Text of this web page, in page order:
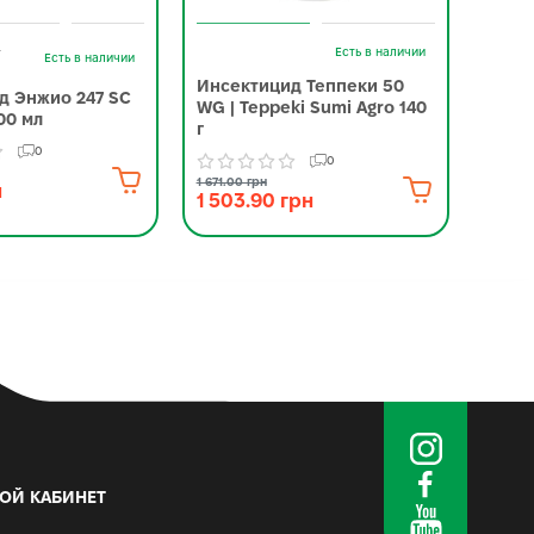
Есть в наличии
Энжио 247 SC
мл
0
Есть в наличии
Инсектицид Теппеки 50
WG | Teppeki Sumi Agro 140
г
0
1 671.00 грн
1 503.90 грн
КАБИНЕТ